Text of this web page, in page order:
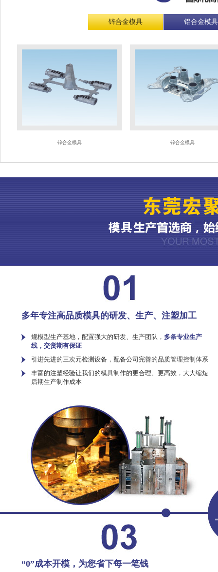
锌合金模具 铝合金模具
锌合金模具 锌合金模具
多年专注高品质模具的研发、生产、注塑加工
规模型生产基地，配置强大的研发、生产团队， 多条专业生产
线，交货期有保证
引进先进的三次元检测设备，配备公司完善的品质管理控制体系
丰富的注塑经验让我们的模具制作的更合理、更高效，大大缩短
后期生产制作成本
“0”成本开模，为您省下每一笔钱